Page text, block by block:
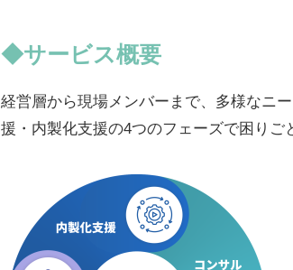
◆サービス概要
経営層から現場メンバーまで、多様なニ
援・内製化支援の4つのフェーズで困りご